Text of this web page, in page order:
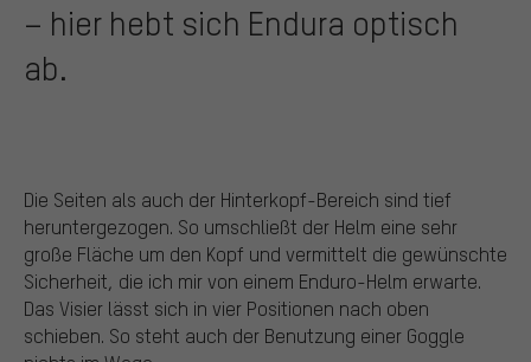
– hier hebt sich Endura optisch
ab.
Die Seiten als auch der Hinterkopf-Bereich sind tief
heruntergezogen. So umschließt der Helm eine sehr
große Fläche um den Kopf und vermittelt die gewünschte
Sicherheit, die ich mir von einem Enduro-Helm erwarte.
Das Visier lässt sich in vier Positionen nach oben
schieben. So steht auch der Benutzung einer Goggle